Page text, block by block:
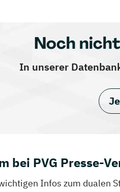
Noch
In unserer
bei PVG Presse-
Infos zum dualen